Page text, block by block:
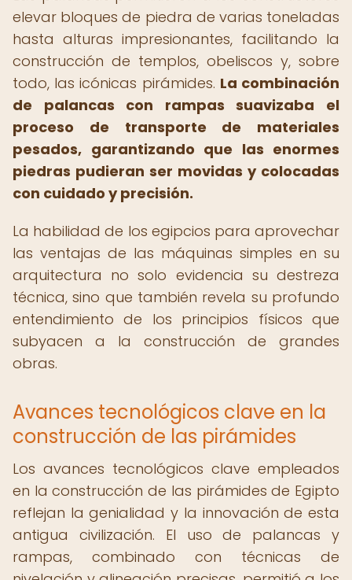
elevar bloques de piedra de varias toneladas
hasta alturas impresionantes, facilitando la
construcción de templos, obeliscos y, sobre
todo, las icónicas pirámides. La combinación
de palancas con rampas suavizaba el
proceso de transporte de materiales
pesados, garantizando que las enormes
piedras pudieran ser movidas y colocadas
con cuidado y precisión.
La habilidad de los egipcios para aprovechar
las ventajas de las máquinas simples en su
arquitectura no solo evidencia su destreza
técnica, sino que también revela su profundo
entendimiento de los principios físicos que
subyacen a la construcción de grandes
obras.
Avances tecnológicos clave en la
construcción de las pirámides
Los avances tecnológicos clave empleados
en la construcción de las pirámides de Egipto
reflejan la genialidad y la innovación de esta
antigua civilización. El uso de palancas y
rampas, combinado con técnicas de